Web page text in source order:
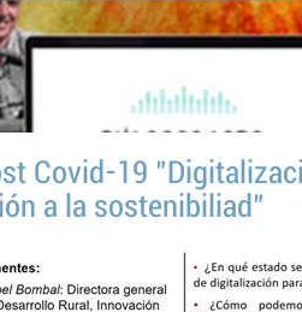
Covid-19
a la sostenibiliad"